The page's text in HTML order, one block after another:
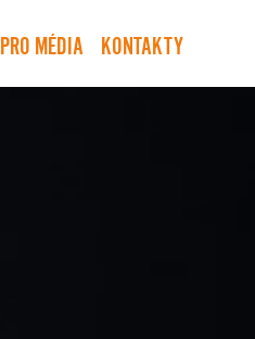
PRO MÉDIA KONTAKTY